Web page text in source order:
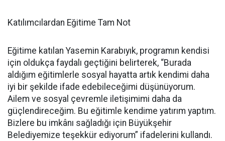
Katılımcılardan Eğitime Tam Not
Eğitime katılan Yasemin Karabıyık, programın kendisi
için oldukça faydalı geçtiğini belirterek, “Burada
aldığım eğitimlerle sosyal hayatta artık kendimi daha
iyi bir şekilde ifade edebileceğimi düşünüyorum.
Ailem ve sosyal çevremle iletişimimi daha da
güçlendireceğim. Bu eğitimle kendime yatırım yaptım.
Bizlere bu imkânı sağladığı için Büyükşehir
Belediyemize teşekkür ediyorum” ifadelerini kullandı.